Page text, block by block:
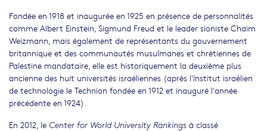
Fondée en 1918 et inaugurée en 1925 en présence de personnalités
comme Albert Einstein, Sigmund Freud et le leader sioniste Chaim
Weizmann, mais également de représentants du gouvernement
britannique et des communautés musulmanes et chrétiennes de
Palestine mandataire, elle est historiquement la deuxième plus
ancienne des huit universités israéliennes (après l'Institut israélien
de technologie le Technion fondée en 1912 et inauguré l'année
précédente en 1924).
En 2012, le Center for World University Rankings à classé